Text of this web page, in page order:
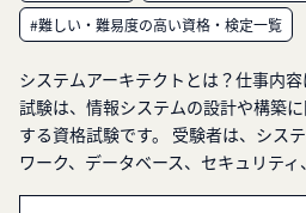
#難しい・難易度の高い資格・検定一覧
システムアーキテクトとは？仕事内
試験は、情報システムの設計や構築
する資格試験です。 受験者は、シス
ワーク、データベース、セキュリテ